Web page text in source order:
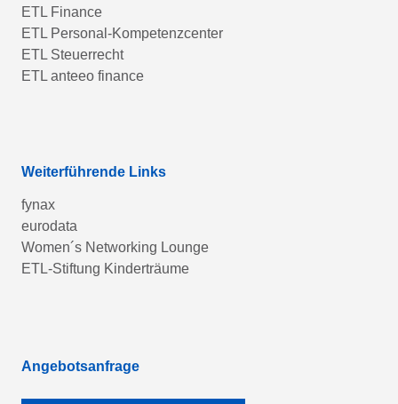
ETL Finance
ETL Personal-Kompetenzcenter
ETL Steuerrecht
ETL anteeo finance
Weiterführende Links
fynax
eurodata
Women´s Networking Lounge
ETL-Stiftung Kinderträume
Angebotsanfrage